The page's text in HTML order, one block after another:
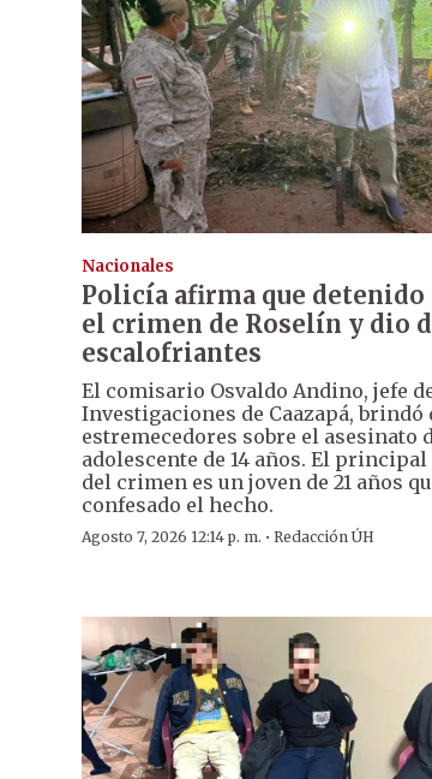
Nacionales
Policía afirma que detenido
el crimen de Roselín y dio
escalofriantes
El comisario Osvaldo Andino, jefe
Investigaciones de Caazapá, brindó
estremecedores sobre el asesinato
adolescente de 14 años. El
del crimen es un joven de 21 años
confesado el hecho.
Agosto 7, 2026 12:14 p. m. · Redacción ÚH